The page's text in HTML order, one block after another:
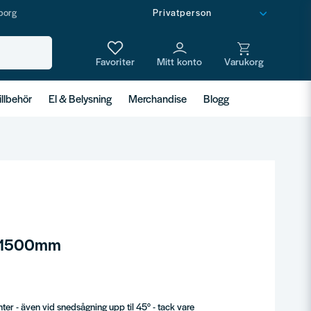
El & Belysning Merchandise Blogg
- även vid snedsågning upp til 45° - tack vare